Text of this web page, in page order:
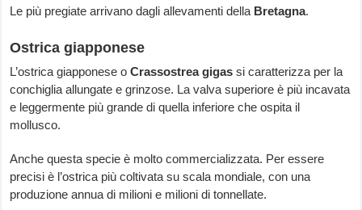
Le più pregiate arrivano dagli allevamenti della Bretagna.
Ostrica giapponese
L’ostrica giapponese oCrassostrea gigas si caratterizza per la
conchiglia allungate e grinzose. La valva superiore è più incavata
e leggermente più grande di quella inferiore che ospita il
mollusco.
Anche questa specie è molto commercializzata. Per essere
precisi è l’ostrica più coltivata su scala mondiale, con una
produzione annua di milioni e milioni di tonnellate.